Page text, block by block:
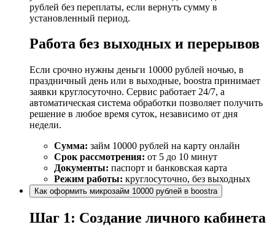
рублей без переплаты, если вернуть сумму в
установленный период.
Работа без выходных и перерывов
Если срочно нужны деньги 10000 рублей ночью, в
праздничный день или в выходные, boostra принимает
заявки круглосуточно. Сервис работает 24/7, а
автоматическая система обработки позволяет получить
решение в любое время суток, независимо от дня
недели.
Сумма: займ 10000 рублей на карту онлайн
Срок рассмотрения: от 5 до 10 минут
Документы: паспорт и банковская карта
Режим работы: круглосуточно, без выходных
Как оформить микрозайм 10000 рублей в boostra
Шаг 1: Создание личного кабинета